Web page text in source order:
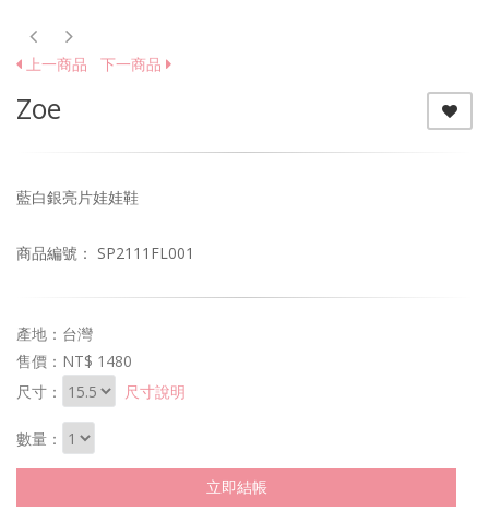
上一商品 下一商品
Zoe
藍白銀亮片娃娃鞋
商品編號： SP2111FL001
產地：台灣
售價： NT$ 1480
尺寸：
尺寸說明
數量：
立即結帳